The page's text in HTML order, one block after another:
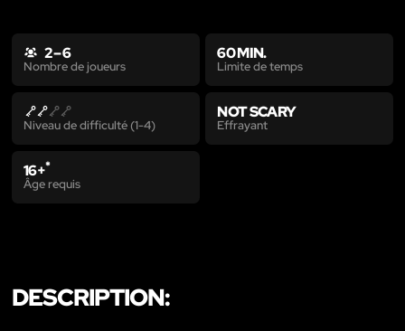
2 – 6
Nombre de joueurs
60 MIN.
Limite de temps
Niveau de difficulté (1-4)
NOT SCARY
Effrayant
16+*
Âge requis
DESCRIPTION: